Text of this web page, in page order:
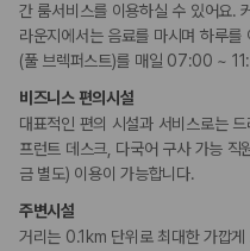
간 룸서비스를 이용하실 수 있어요.
라운지에서는 음료를 마시며 하루
(풀 브렉퍼스트)를 매일 07:00 ~
비즈니스 편의시설
대표적인 편의 시설과 서비스로는
프런트 데스크, 다국어 구사 가능 직
금 별도) 이용이 가능합니다.
주변시설
거리는 0.1km 단위로 최대한 가깝게